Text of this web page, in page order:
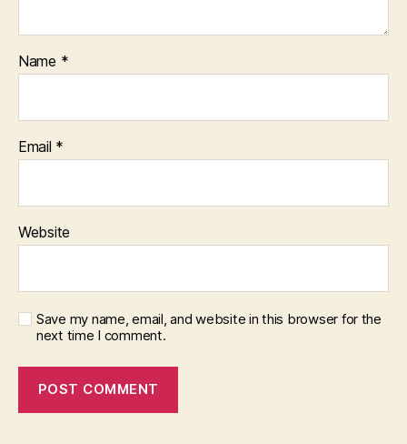
Name *
Email *
Website
Save my name, email, and website in this browser for the
next time I comment.